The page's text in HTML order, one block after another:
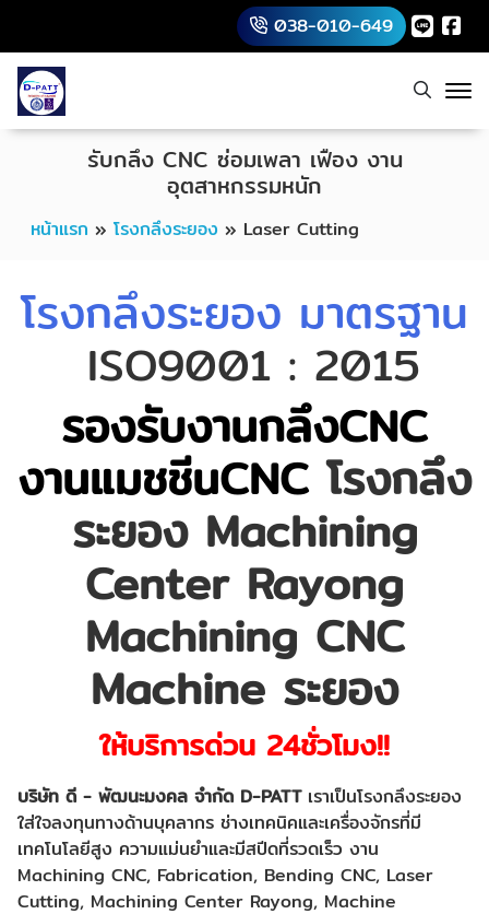
038-010-649
หน้าแรก » โรงกลึงระยอง » Laser Cutting
รับกลึง CNC ซ่อมเพลา เฟือง งาน
อุตสาหกรรมหนัก
โรงกลึงระยอง มาตรฐาน
ISO9001 : 2015
รองรับงานกลึงCNC
งานแมชชีนCNCโรงกลึง
ระยอง Machining
Center Rayong
Machining CNC
Machine ระยอง
ให้บริการด่วน 24ชั่วโมง!!
บริษัท ดี - พัฒนะมงคล จำกัด D-PATTเราเป็นโรงกลึงระยอง
ใส่ใจลงทุนทางด้านบุคลากร ช่างเทคนิคและเครื่องจักรที่มี
เทคโนโลยีสูง ความแม่นยำและมีสปีดที่รวดเร็ว งาน
Machining CNC, Fabrication, Bending CNC, Laser
Cutting, Machining Center Rayong, Machine